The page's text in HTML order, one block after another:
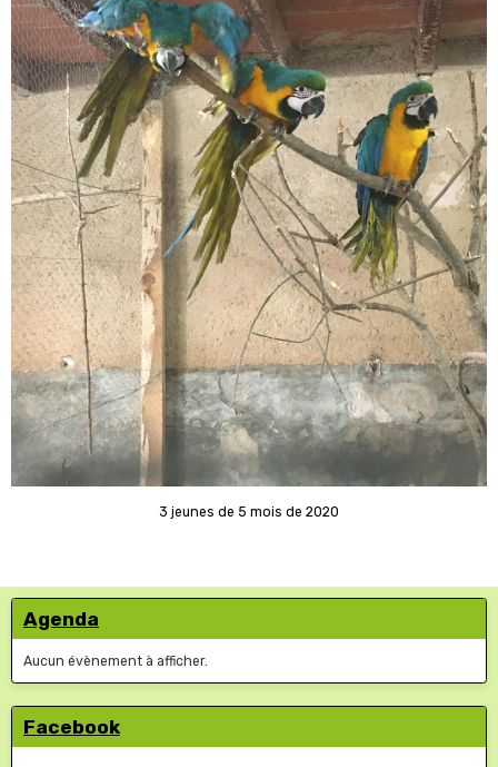
3 jeunes de 5 mois de 2020
Agenda
Aucun évènement à afficher.
Facebook